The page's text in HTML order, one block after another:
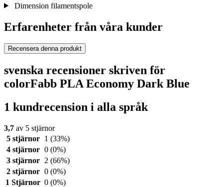
Dimension filamentspole
Erfarenheter från våra kunder
Recensera denna produkt
svenska recensioner skriven för
colorFabb PLA Economy Dark Blue
1 kundrecension i alla språk
3,7 av 5 stjärnor
5 stjärnor
1 (33%)
4 stjärnor 0 (0%)
3 stjärnor
2 (66%)
2 stjärnor 0 (0%)
1 Stjärnor 0 (0%)